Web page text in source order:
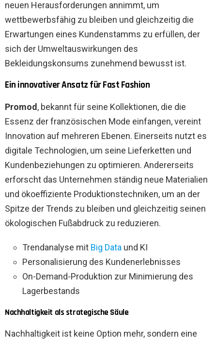
neuen Herausforderungen annimmt, um
wettbewerbsfähig zu bleiben und gleichzeitig die
Erwartungen eines Kundenstamms zu erfüllen, der
sich der Umweltauswirkungen des
Bekleidungskonsums zunehmend bewusst ist.
Ein innovativer Ansatz für Fast Fashion
Promod, bekannt für seine Kollektionen, die die
Essenz der französischen Mode einfangen, vereint
Innovation auf mehreren Ebenen. Einerseits nutzt es
digitale Technologien, um seine Lieferketten und
Kundenbeziehungen zu optimieren. Andererseits
erforscht das Unternehmen ständig neue Materialien
und ökoeffiziente Produktionstechniken, um an der
Spitze der Trends zu bleiben und gleichzeitig seinen
ökologischen Fußabdruck zu reduzieren.
Trendanalyse mit Big Data und KI
Personalisierung des Kundenerlebnisses
On-Demand-Produktion zur Minimierung des
Lagerbestands
Nachhaltigkeit als strategische Säule
Nachhaltigkeit ist keine Option mehr, sondern eine